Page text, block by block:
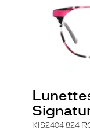
KIS2404 824